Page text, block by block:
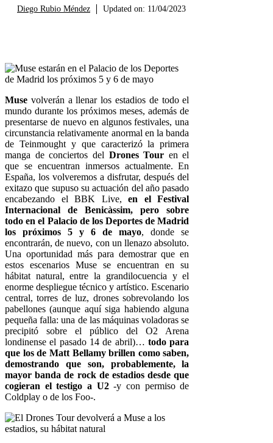
Diego Rubio Méndez Updated on: 11/04/2023
Muse volverán a llenar los estadios de todo el
mundo durante los próximos meses, además de
presentarse de nuevo en algunos festivales, una
circunstancia relativamente anormal en la banda
de Teinmought y que caracterizó la primera
manga de conciertos del Drones Tour en el
que se encuentran inmersos actualmente. En
España, los volveremos a disfrutar, después del
exitazo que supuso su actuación del año pasado
encabezando el BBK Live,en el Festival
Internacional de Benicàssim, pero sobre
todo en el Palacio de los Deportes de Madrid
los próximos 5 y 6 de mayo, donde se
encontrarán, de nuevo, con un llenazo absoluto.
Una oportunidad más para demostrar que en
estos escenarios Muse se encuentran en su
hábitat natural, entre la grandilocuencia y el
enorme despliegue técnico y artístico. Escenario
central, torres de luz, drones sobrevolando los
pabellones (aunque aquí siga habiendo alguna
pequeña falla: una de las máquinas voladoras se
precipitó sobre el público del O2 Arena
londinense el pasado 14 de abril)…todo para
que los de Matt Bellamy brillen como saben,
demostrando que son, probablemente, la
mayor banda de rock de estadios desde que
cogieran el testigo a U2-y con permiso de
Coldplay o de los Foo-.